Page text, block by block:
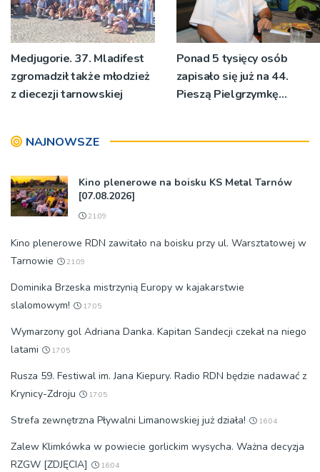
Medjugorie. 37. Mladifest
zgromadził także młodzież
z diecezji tarnowskiej
Ponad 5 tysięcy osób
zapisało się już na 44.
Pieszą Pielgrzymkę
NAJNOWSZE
Kino plenerowe na boisku KS Metal Tarnów
[07.08.2026]
21:09
Kino plenerowe RDN zawitało na boisku przy ul. Warsztatowej w
Tarnowie
21:09
Dominika Brzeska mistrzynią Europy w kajakarstwie
slalomowym!
17:05
Wymarzony gol Adriana Danka. Kapitan Sandecji czekał na niego
latami
17:05
Rusza 59. Festiwal im. Jana Kiepury. Radio RDN będzie nadawać z
Krynicy-Zdroju
17:05
Strefa zewnętrzna Pływalni Limanowskiej już działa! 16:04
Zalew Klimkówka w powiecie gorlickim wysycha. Ważna decyzja
RZGW [ZDJĘCIA]
16:04